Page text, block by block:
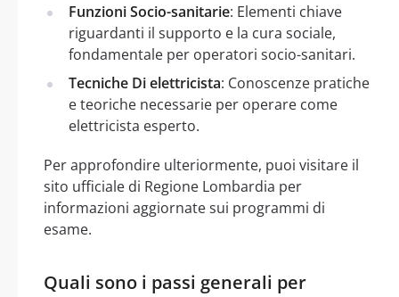
Funzioni Socio-sanitarie: Elementi chiave
riguardanti il supporto e la cura sociale,
fondamentale per operatori socio-sanitari.
Tecniche Di elettricista: Conoscenze pratiche
e teoriche necessarie per operare come
elettricista esperto.
Per approfondire ulteriormente, puoi visitare il
sito ufficiale di Regione Lombardia per
informazioni aggiornate sui programmi di
esame.
Quali sono i passi generali per